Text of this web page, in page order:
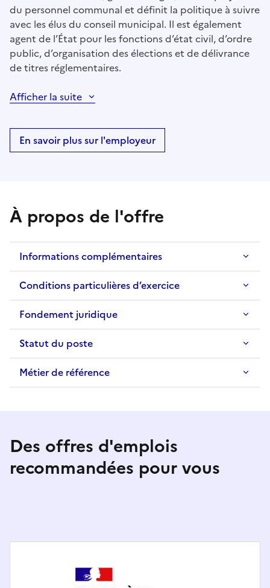
du personnel communal et définit la politique à suivre
avec les élus du conseil municipal. Il est également
agent de l’État pour les fonctions d’état civil, d’ordre
public, d’organisation des élections et de délivrance
de titres réglementaires.
Afficher la suite
En savoir plus sur l'employeur
À propos de l'offre
Informations complémentaires
Conditions particulières d’exercice
Fondement juridique
Statut du poste
Métier de référence
Des offres d'emplois
recommandées pour vous